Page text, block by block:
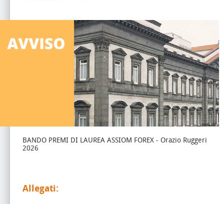
BANDO PREMI DI LAUREA ASSIOM FOREX - Orazio Ruggeri
2026
Allegati: